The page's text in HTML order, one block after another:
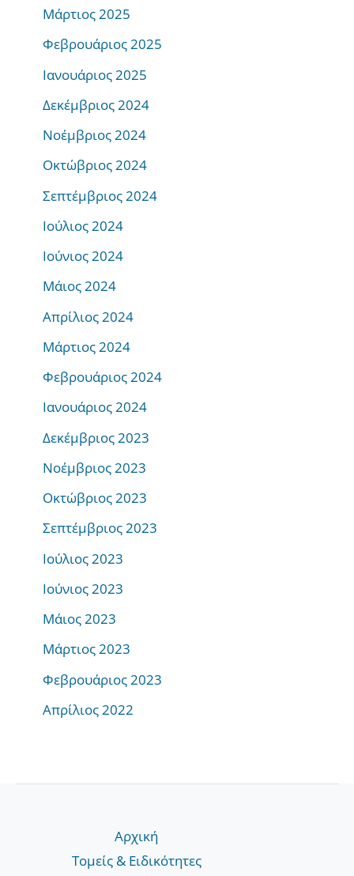
Μάρτιος 2025
Φεβρουάριος 2025
Ιανουάριος 2025
Δεκέμβριος 2024
Νοέμβριος 2024
Οκτώβριος 2024
Σεπτέμβριος 2024
Ιούλιος 2024
Ιούνιος 2024
Μάιος 2024
Απρίλιος 2024
Μάρτιος 2024
Φεβρουάριος 2024
Ιανουάριος 2024
Δεκέμβριος 2023
Νοέμβριος 2023
Οκτώβριος 2023
Σεπτέμβριος 2023
Ιούλιος 2023
Ιούνιος 2023
Μάιος 2023
Μάρτιος 2023
Φεβρουάριος 2023
Απρίλιος 2022
Αρχική
Τομείς & Ειδικότητες